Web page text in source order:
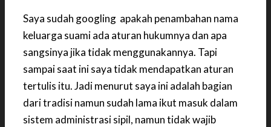
Saya sudah googling apakah penambahan nama
keluarga suami ada aturan hukumnya dan apa
sangsinya jika tidak menggunakannya. Tapi
sampai saat ini saya tidak mendapatkan aturan
tertulis itu. Jadi menurut saya ini adalah bagian
dari tradisi namun sudah lama ikut masuk dalam
sistem administrasi sipil, namun tidak wajib